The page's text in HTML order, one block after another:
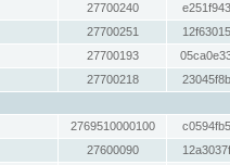
27700240
27700251
27700193
27700218
2769510000100
27600090